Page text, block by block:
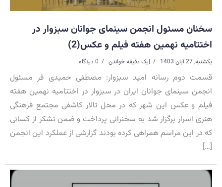
سخنان مسئول انجمن سینمای جوانان سبزوار در
اختتامیه نهمین هفته فیلم و عکس(2)
یکشنبه, 27 آبان 1403 |یک دقیقه خواندن 0 دیدگاه
قسمت دوم رسانه امید سبزوار: مصطفی حمیدی فر مسئول
انجمن سینمای جوانان ایران در سبزوار در اختتامیه نهمین هفته
فیلم و عکس این شهر که در محل تالار کاشفی مجتمع فرهنگی
هنری اسرار برگزار شد به سخنرانی پرداخت و ضمن تشکر از کسانی
که در این مراسم همراهی کرده بودند گزارشی از عملکرد این انجمن
[…]